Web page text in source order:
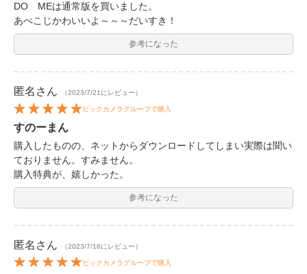
DO MEは通常版を買いました。
あべこじかわいいよ～～～だいすき！
参考になった
匿名 さん （2023/7/21にレビュー）
ビックカメラグループで購入
すのーまん
購入したものの、ネットからダウンロードしてしまい実際は聞い
ておりません。すみません。
購入特典が、嬉しかった。
参考になった
匿名 さん （2023/7/16にレビュー）
ビックカメラグループで購入